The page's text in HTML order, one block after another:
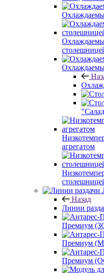
агрегатом
Назад
Линии
Премиум
Премиум
Премиум